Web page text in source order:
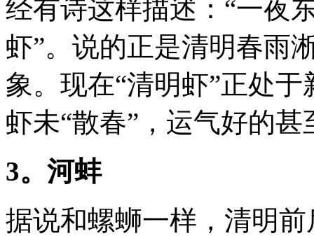
经有诗这样描述：“一夜
虾”。说的正是清明春雨
象。现在“清明虾”正处
虾未“散春”，运气好的
3。河蚌
据说和螺蛳一样，清明